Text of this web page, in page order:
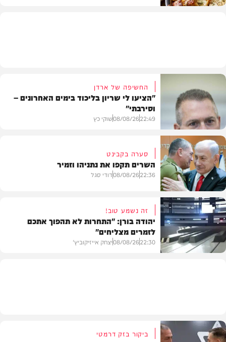
חדשות
החשיפה של ארדן
"הציעו לי שריון בליכוד בימים האחרונים –
וסירבתי"
22:49
08/08/26שוקי כץ
מדיני
סערה בקבינט
השרים תקפו את נתניהו וזמיר
22:36
08/08/26דודי סגל
זה נשמע טוב!
יהודה בורן: "התחרות לא תהפוך אתכם
לזמרים מצליחים"
22:30
08/08/26יצחק אייזיקוביץ'
ביקור בזק דרמטי